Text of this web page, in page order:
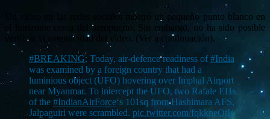
Un vídeo en las redes sociales mostró un pequeño punto blanco en
el horizonte cerca del aeropuerto. Sin embargo, no ha sido posible
verificar la autenticidad del vídeo. (Ver a continuación).
#BREAKING: Today, air-defence readiness of#India
was examined by a foreign country that had a
luminious object (UFO) hovering over Imphal Airport
near Myanmar. To intercept the UFO, two Rafale EHs
of the #IndianAirForce‘s 101sq from Hashimara AFS,
Jalpaguiri were scrambled. pic.twitter.com/fqkkneQtIs